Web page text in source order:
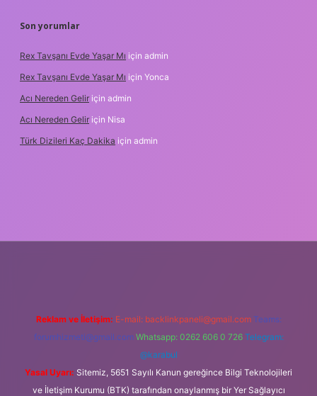
Son yorumlar
Rex Tavşanı Evde Yaşar Mı için admin
Rex Tavşanı Evde Yaşar Mı için Yonca
Acı Nereden Gelir için admin
Acı Nereden Gelir için Nisa
Türk Dizileri Kaç Dakika için admin
Reklam ve İletişim: E-mail: backlinkpaneli@gmail.com Teams:
forumhizmeti@gmail.com Whatsapp: 0262 606 0 726 Telegram:
@karabul
Yasal Uyarı: Sitemiz, 5651 Sayılı Kanun gereğince Bilgi Teknolojileri
ve İletişim Kurumu (BTK) tarafından onaylanmış bir Yer Sağlayıcı